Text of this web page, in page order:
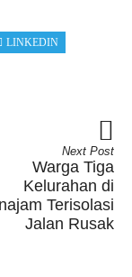
LINKEDIN
Next Post
Warga Tiga
Kelurahan di
Terisolasi
Jalan Rusak